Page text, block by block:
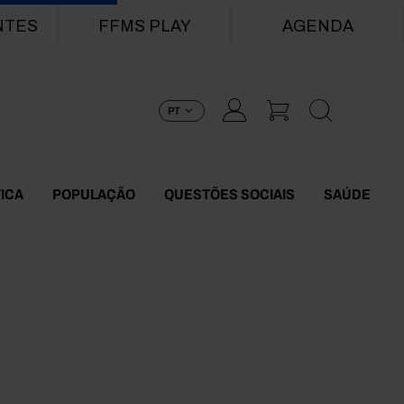
FFMS PLAY AGENDA
PT
POPULAÇÃO QUESTÕES SOCIAIS SAÚDE